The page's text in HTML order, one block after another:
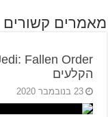
מאמרים קשורים
הקלעים
23 בנובמבר 2020